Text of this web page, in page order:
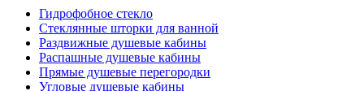
Гидрофобное стекло
Стеклянные шторки для ванной
Раздвижные душевые кабины
Распашные душевые кабины
Прямые душевые перегородки
Угловые душевые кабины